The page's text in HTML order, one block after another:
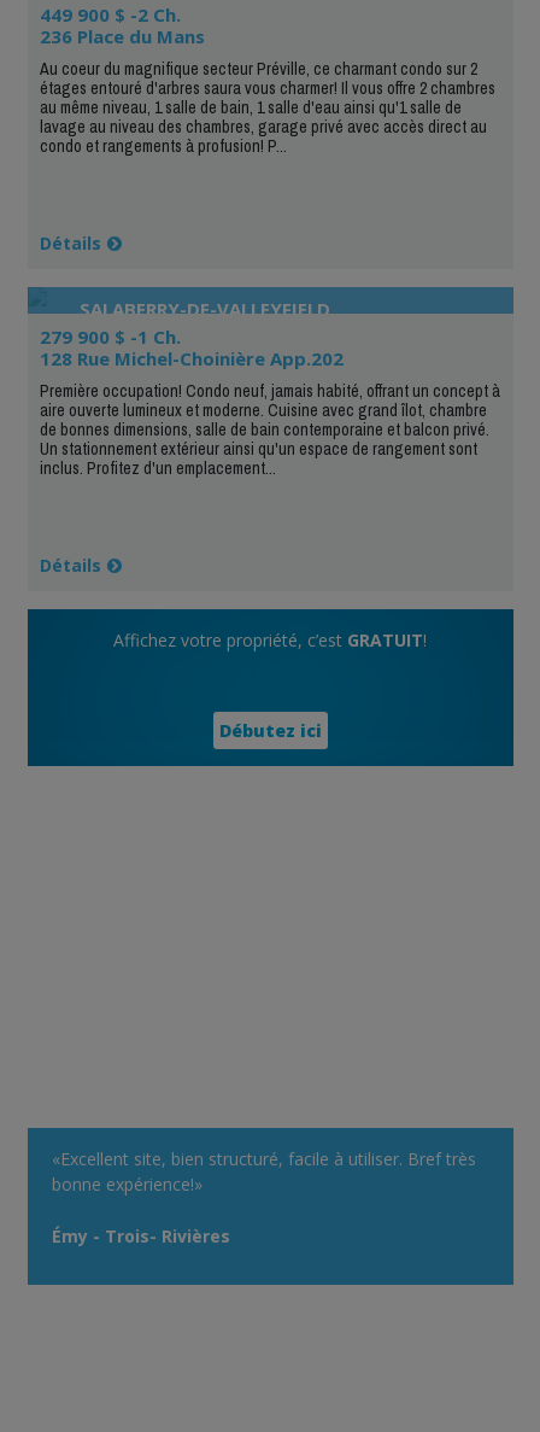
449 900 $ -2 Ch.
236 Place du Mans
Au coeur du magnifique secteur Préville, ce charmant condo sur 2
étages entouré d'arbres saura vous charmer! Il vous offre 2 chambres
au même niveau, 1 salle de bain, 1 salle d'eau ainsi qu'1 salle de
lavage au niveau des chambres, garage privé avec accès direct au
condo et rangements à profusion! P...
Détails
SALABERRY-DE-VALLEYFIELD
279 900 $ -1 Ch.
128 Rue Michel-Choinière App.202
Première occupation! Condo neuf, jamais habité, offrant un concept à
aire ouverte lumineux et moderne. Cuisine avec grand îlot, chambre
de bonnes dimensions, salle de bain contemporaine et balcon privé.
Un stationnement extérieur ainsi qu'un espace de rangement sont
inclus. Profitez d'un emplacement...
Détails
Affichez votre propriété, c’est GRATUIT!
Débutez ici
«Excellent site, bien structuré, facile à utiliser. Bref très
bonne expérience!»
Émy - Trois- Rivières